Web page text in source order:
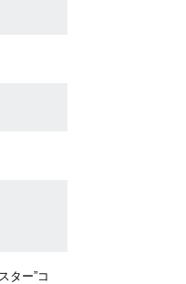
ター”コ